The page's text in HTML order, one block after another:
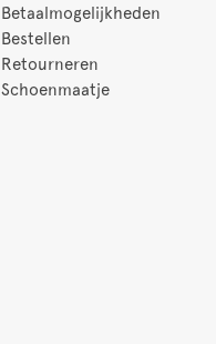
Betaalmogelijkheden
Bestellen
Retourneren
Schoenmaatje